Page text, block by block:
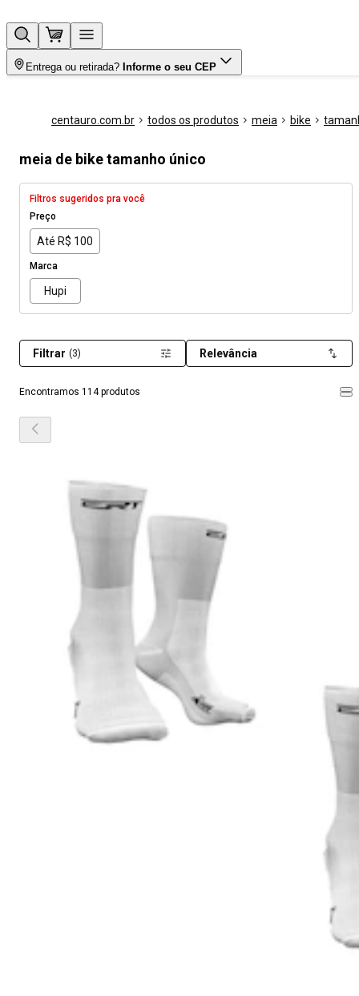
Entrega ou retirada? Informe o seu CEP
centauro.com.br todos os produtos meia bike
meia de bike tamanho único
Filtros sugeridos pra você
Preço
Até R$ 100
Marca
Hupi
Encontramos 114 produtos
Filtrar (3) Relevância